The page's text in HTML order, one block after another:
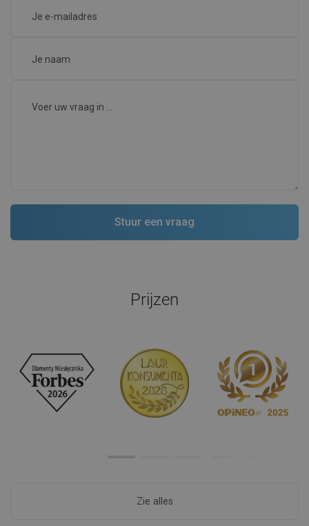
Prijzen
Zie alles